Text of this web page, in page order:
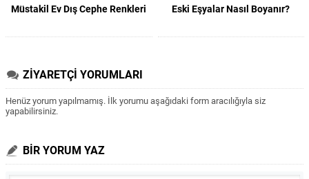
Müstakil Ev Dış Cephe Renkleri Eski Eşyalar Nasıl Boyanır?
ZİYARETÇİ YORUMLARI
Henüz yorum yapılmamış. İlk yorumu aşağıdaki form aracılığıyla siz
yapabilirsiniz.
BİR YORUM YAZ